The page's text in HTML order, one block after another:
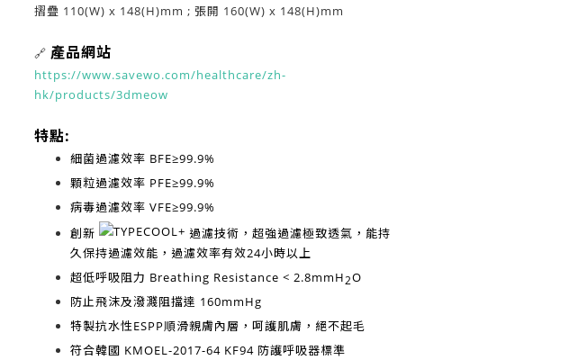
摺疊 110(W) x 148(H)mm ; 張開 160(W) x 148(H)mm
🔗 產品網站
https://www.savewo.com/healthcare/zh-
hk/products/3dmeow
特點:
細菌過濾效率 BFE≥99.9%
顆粒過濾效率 PFE≥99.9%
病毒過濾效率 VFE≥99.9%
創新
過濾技術，超強過濾極致透氣，能持
久保持過濾效能，過濾效率有效24小時以上
超低呼吸阻力 Breathing Resistance < 2.8mmH2O
防止飛沫及潑濺阻擋達 160mmHg
特製抗水性ESPP順滑親膚內層，呵護肌膚，絕不起毛
符合韓國 KMOEL-2017-64 KF94防護呼吸器標準